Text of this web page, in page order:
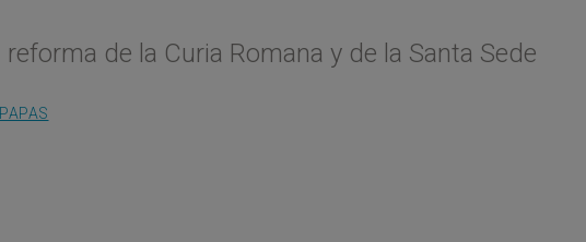
de la Curia Romana y de la Santa Sede
PAPAS